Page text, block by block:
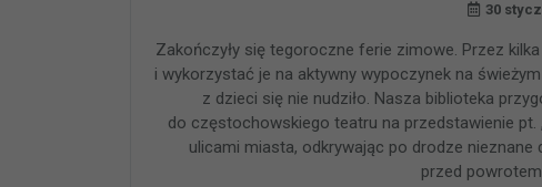
30
Zakończyły się tegoroczne ferie zimowe. Przez
i wykorzystać je na aktywny wypoczynek na
z dzieci się nie nudziło. Nasza biblioteka
do częstochowskiego teatru na przedstawienie pt.
ulicami miasta, odkrywając po drodze
przed